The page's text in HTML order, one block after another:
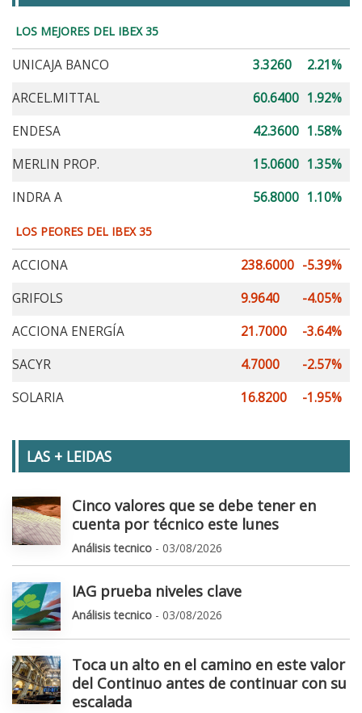
LOS MEJORES DEL IBEX 35
UNICAJA BANCO 3.3260
2.21%
ARCEL.MITTAL
60.6400 1.92%
ENDESA
42.3600 1.58%
MERLIN PROP.
15.0600 1.35%
INDRA A
56.8000 1.10%
LOS PEORES DEL IBEX 35
ACCIONA 238.6000 -5.39%
GRIFOLS
9.9640
-4.05%
ACCIONA ENERGÍA
21.7000
-3.64%
SACYR
4.7000
-2.57%
SOLARIA
16.8200 -1.95%
LAS + LEIDAS
Cinco valores que se debe tener en
cuenta por técnico este lunes
Análisis tecnico - 03/08/2026
IAG prueba niveles clave
Análisis tecnico - 03/08/2026
Toca un alto en el camino en este valor
del Continuo antes de continuar con su
escalada